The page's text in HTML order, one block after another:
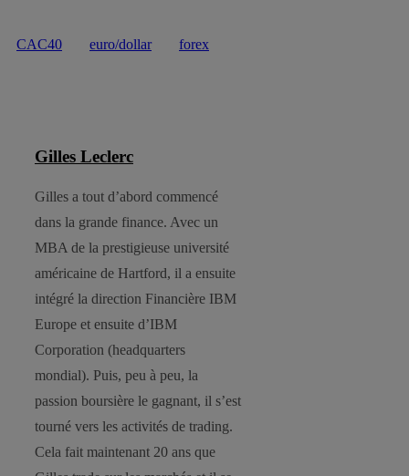
CAC40 euro/dollar forex
Gilles Leclerc
Gilles a tout d’abord commencé
dans la grande finance. Avec un
MBA de la prestigieuse université
américaine de Hartford, il a ensuite
intégré la direction Financière IBM
Europe et ensuite d’IBM
Corporation (headquarters
mondial). Puis, peu à peu, la
passion boursière le gagnant, il s’est
tourné vers les activités de trading.
Cela fait maintenant 20 ans que